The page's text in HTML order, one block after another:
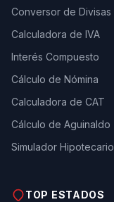
Conversor de Divisas
Calculadora de IVA
Interés Compuesto
Cálculo de Nómina
Calculadora de CAT
Cálculo de Aguinaldo
Simulador Hipotecario
TOP ESTADOS